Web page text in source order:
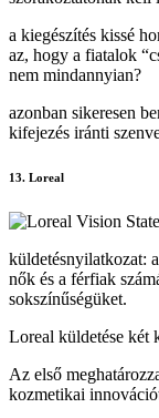
a kiegészítés kissé
az, hogy a fiatalok
nem mindannyian?
azonban sikeresen
kifejezés iránti
13. Loreal
küldetésnyilatkozat:
nők és a férfiak
sokszínűségüket.
Loreal küldetése két
Az első
kozmetikai